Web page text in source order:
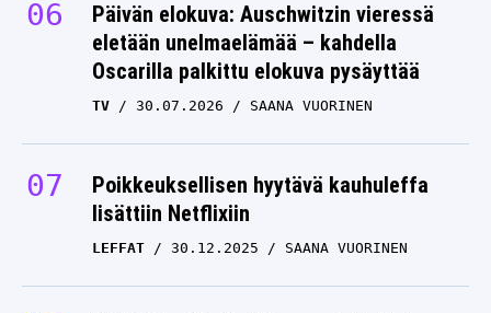
Päivän elokuva: Auschwitzin vieressä
eletään unelmaelämää – kahdella
Oscarilla palkittu elokuva pysäyttää
TV 30.07.2026 SAANA VUORINEN
Poikkeuksellisen hyytävä kauhuleffa
lisättiin Netflixiin
LEFFAT 30.12.2025 SAANA VUORINEN